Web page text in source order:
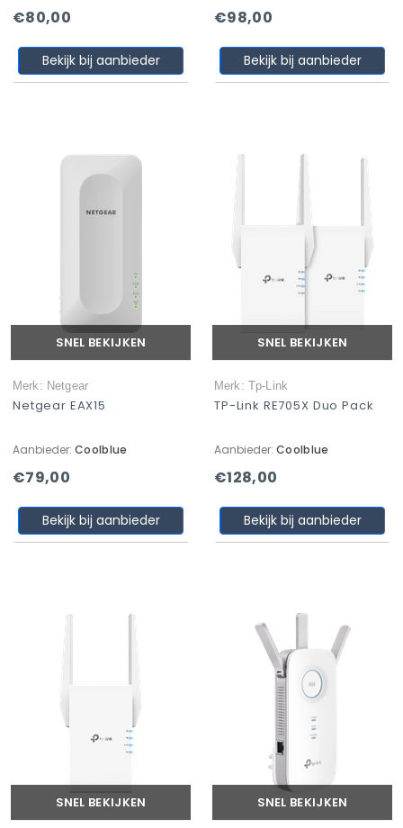
€80,00
Bekijk bij aanbieder
€98,00
Bekijk bij aanbieder
SNEL BEKIJKEN
Merk: Netgear
Netgear EAX15
Aanbieder: Coolblue
€79,00
Bekijk bij aanbieder
SNEL BEKIJKEN
Merk: Tp-Link
TP-Link RE705X Duo Pack
Aanbieder: Coolblue
€128,00
Bekijk bij aanbieder
SNEL BEKIJKEN SNEL BEKIJKEN